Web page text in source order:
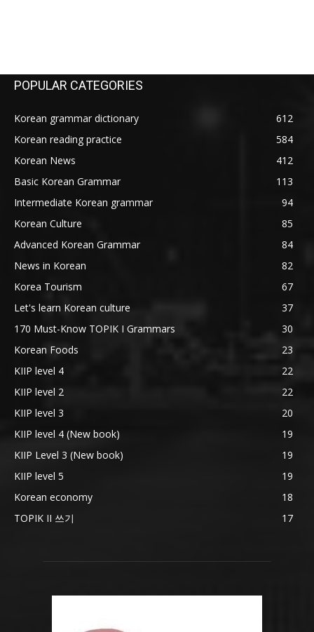
POPULAR CATEGORIES
Korean grammar dictionary
612
Korean reading practice
584
Korean News
412
Basic Korean Grammar
113
Intermediate Korean grammar
94
Korean Culture
85
Advanced Korean Grammar
84
News in Korean
82
Korea Tourism
67
Let's learn Korean culture
37
170 Must-Know TOPIK I Grammars
30
Korean Foods
23
KIIP level 4
22
KIIP level 2
22
KIIP level 3
20
KIIP level 4 (New book)
19
KIIP Level 3 (New book)
19
KIIP level 5
19
Korean economy
18
TOPIK II 쓰기
17